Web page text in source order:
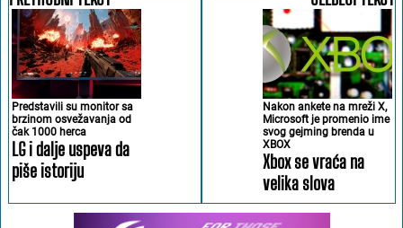
Predstavili su monitor sa
brzinom osvežavanja od
čak 1000 herca
LG i dalje uspeva da
piše istoriju
Nakon ankete na mreži X,
Microsoft je promenio ime
svog gejming brenda u
XBOX
Xbox se vraća na
velika slova